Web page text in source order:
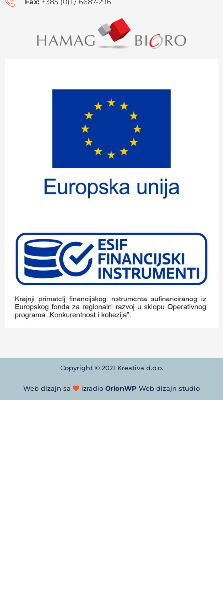
Fax: +385 (0)1 / 6687-296
Copyright © 2021 Kreativa d.o.o.
Web dizajn sa izradio OrionWP Web dizajn studio